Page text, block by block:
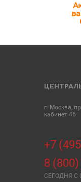
г. Москва,
кабинет 46
+7
8
СЕГОДНЯ C